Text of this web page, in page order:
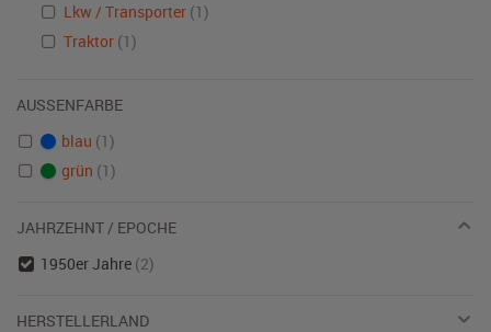
Lkw / Transporter (1)
Traktor (1)
AUSSENFARBE
blau (1)
grün (1)
JAHRZEHNT / EPOCHE
1950er Jahre (2)
HERSTELLERLAND